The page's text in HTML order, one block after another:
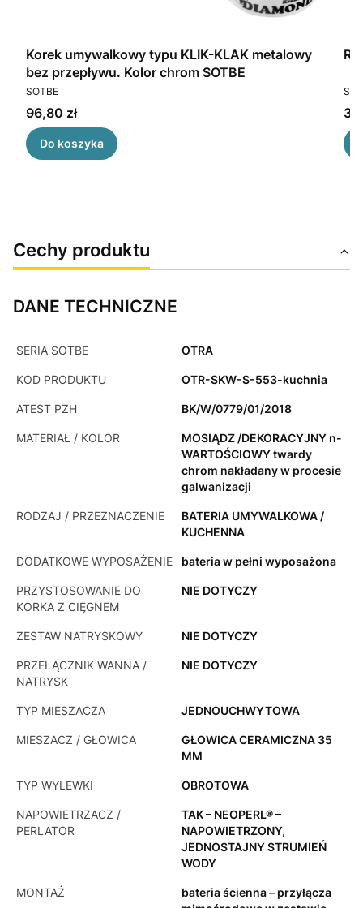
Korek umywalkowy typu KLIK-KLAK metalowy
bez przepływu. Kolor chrom SOTBE
PRODUCENT
SOTBE
Cena
96,80 zł
Do koszyka
Cechy produktu
DANE TECHNICZNE
SERIA SOTBE OTRA
KOD PRODUKTU OTR-SKW-S-553-kuchnia
ATEST PZH BK/W/0779/01/2018
MATERIAŁ / KOLOR
MOSIĄDZ /DEKORACYJNY n-
WARTOŚCIOWY twardy
chrom nakładany w procesie
galwanizacji
RODZAJ / PRZEZNACZENIE
BATERIA UMYWALKOWA /
KUCHENNA
DODATKOWE WYPOSAŻENIE bateria w pełni wyposażona
PRZYSTOSOWANIE DO
KORKA Z CIĘGNEM
NIE DOTYCZY
ZESTAW NATRYSKOWY NIE DOTYCZY
PRZEŁĄCZNIK WANNA /
NATRYSK
NIE DOTYCZY
TYP MIESZACZA JEDNOUCHWYTOWA
MIESZACZ / GŁOWICA
GŁOWICA CERAMICZNA 35
MM
TYP WYLEWKI OBROTOWA
NAPOWIETRZACZ /
PERLATOR
TAK – NEOPERL® –
NAPOWIETRZONY,
JEDNOSTAJNY STRUMIEŃ
WODY
MONTAŻ
bateria ścienna – przyłącza